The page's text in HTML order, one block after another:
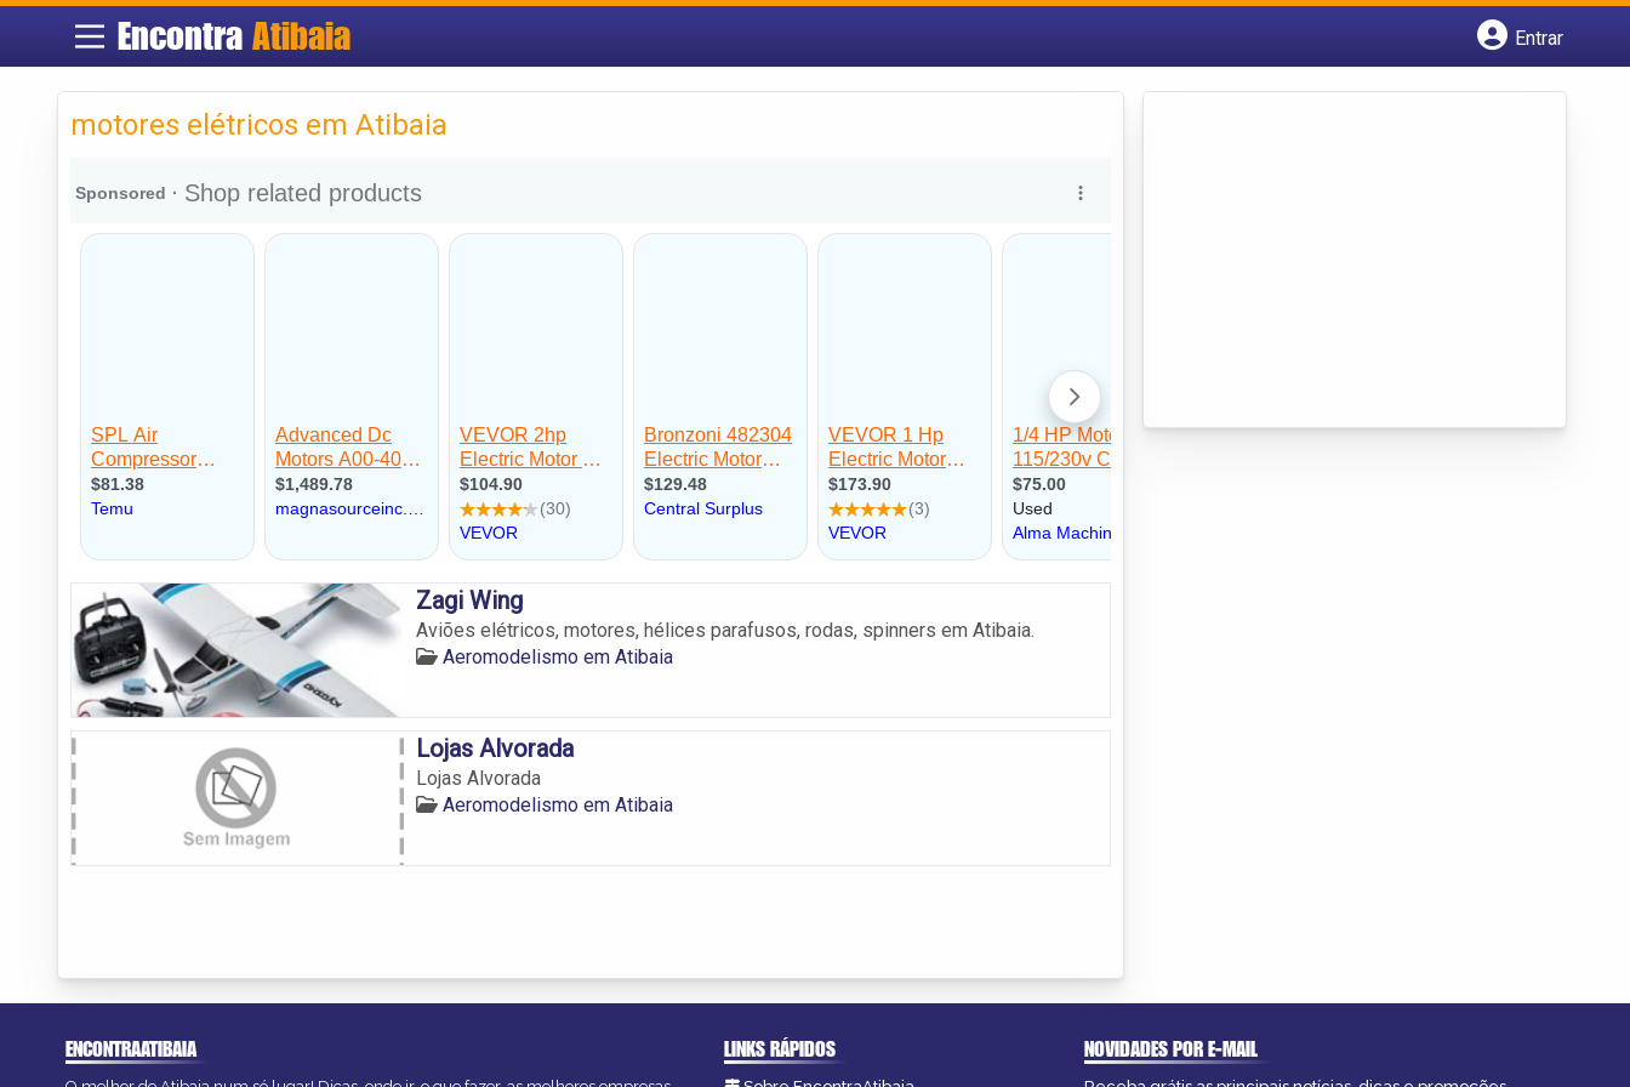
EncontraAtibaia
Entrar
motores elétricos em Atibaia
Zagi Wing
Aviões elétricos, motores, hélices parafusos, rodas, spinners em Atibaia.
Aeromodelismo em Atibaia
Lojas Alvorada
Lojas Alvorada
Aeromodelismo em Atibaia
ENCONTRAATIBAIA LINKS RÁPIDOS NOVIDADES POR E-MAIL